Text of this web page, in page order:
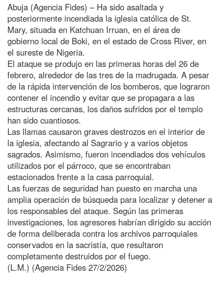
Abuja (Agencia Fides) – Ha sido asaltada y
posteriormente incendiada la iglesia católica de St.
Mary, situada en Katchuan Irruan, en el área de
gobierno local de Boki, en el estado de Cross River, en
el sureste de Nigeria.
El ataque se produjo en las primeras horas del 26 de
febrero, alrededor de las tres de la madrugada. A pesar
de la rápida intervención de los bomberos, que lograron
contener el incendio y evitar que se propagara a las
estructuras cercanas, los daños sufridos por el templo
han sido cuantiosos.
Las llamas causaron graves destrozos en el interior de
la iglesia, afectando al Sagrario y a varios objetos
sagrados. Asimismo, fueron incendiados dos vehículos
utilizados por el párroco, que se encontraban
estacionados frente a la casa parroquial.
Las fuerzas de seguridad han puesto en marcha una
amplia operación de búsqueda para localizar y detener a
los responsables del ataque. Según las primeras
investigaciones, los agresores habrían dirigido su acción
de forma deliberada contra los archivos parroquiales
conservados en la sacristía, que resultaron
completamente destruidos por el fuego.
(L.M.) (Agencia Fides 27/2/2026)